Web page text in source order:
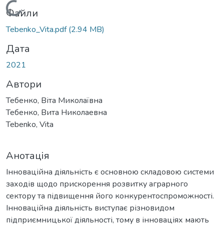
Вантажиться...
Файли
Tebenko_Vita.pdf(2.94 MB)
Дата
2021
Автори
Тебенко, Віта Миколаївна
Тебенко, Вита Николаевна
Tebenko, Vita
Анотація
Інноваційна діяльність є основною складовою системи
заходів щодо прискорення розвитку аграрного
сектору та підвищення його конкурентоспроможності.
Інноваційна діяльність виступає різновидом
підприємницької діяльності, тому в інноваціях мають